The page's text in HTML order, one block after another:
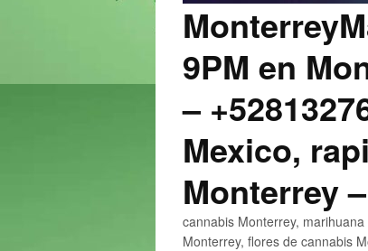
9PM en
–
Mexico,
Monterrey
cannabis Monterrey,
Monterrey, flores de cannabis